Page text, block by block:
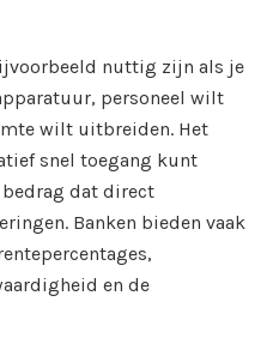
nuttig zijn als je
personeel wilt
wilt uitbreiden. Het
snel toegang kunt
dat direct
Banken bieden vaak
en de